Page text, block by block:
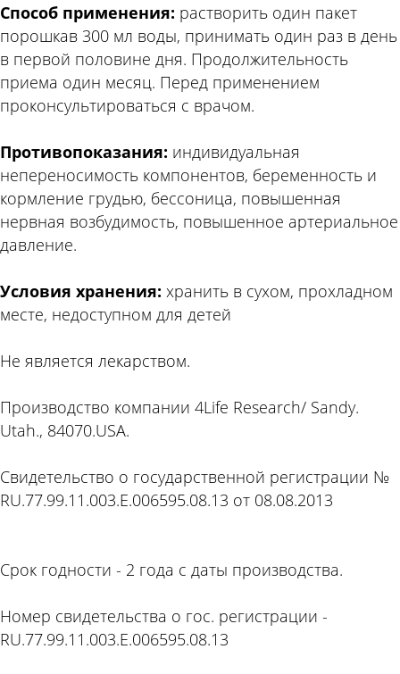
Способ применения: растворить один пакет
порошкав 300 мл воды, принимать один раз в день
в первой половине дня. Продолжительность
приема один месяц. Перед применением
проконсультироваться с врачом.
Противопоказания: индивидуальная
непереносимость компонентов, беременность и
кормление грудью, бессоница, повышенная
нервная возбудимость, повышенное артериальное
давление.
Условия хранения: хранить в сухом, прохладном
месте, недоступном для детей
Не является лекарством.
Производство компании 4Life Research/ Sandy.
Utah., 84070.USA.
Свидетельство о государственной регистрации №
RU.77.99.11.003.Е.006595.08.13 от 08.08.2013
Срок годности - 2 года с даты производства.
Номер свидетельства о гос. регистрации -
RU.77.99.11.003.Е.006595.08.13